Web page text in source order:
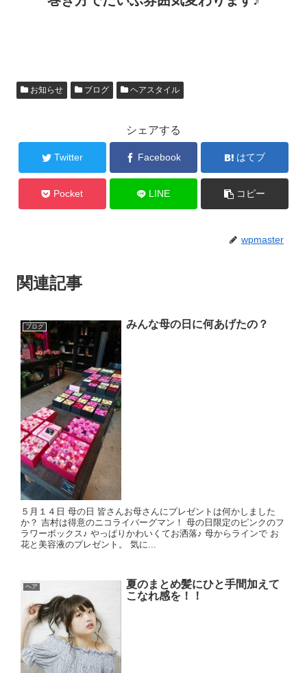
お知らせ ブログ ヘアスタイル
シェアする
Twitter Facebook はてブ
Pocket LINE コピー
wpmaster
関連記事
ブログ みんな母の日に何あげたの？
５月１４日 母の日 皆さんお母さんにプレゼントは何かしました
か？ 吉村は得意のニコライバーグマン！ 母の日限定のピンクのフ
ラワーボックス♪ やっぱりかわいくてお洒落♪ 母からラインで お
花と美容液のプレゼント。 気に...
ヘア
夏のまとめ髪にひと手間加えて
こなれ感を！！